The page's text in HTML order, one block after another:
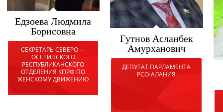
Едзоева Людмила
Борисовна
СЕКРЕТАРЬ СЕВЕРО —
ОСЕТИНСКОГО
РЕСПУБЛИКАНСКОГО
ОТДЕЛЕНИЯ КПРФ ПО
ЖЕНСКОМУ ДВИЖЕНИЮ
Гутнов Асланбек
Амурханович
ДЕПУТАТ ПАРЛАМЕНТА
РСО-АЛАНИЯ